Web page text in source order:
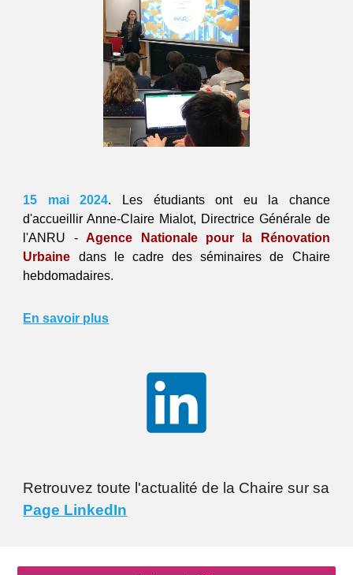
15 mai 2024.
Les étudiants ont eu la chance
d'accueillir Anne-Claire Mialot, Directrice Générale de
l'ANRU -Agence Nationale pour la Rénovation
Urbaine dans le cadre des séminaires de Chaire
hebdomadaires.
En savoir plus
Retrouvez toute l'actualité de la Chaire sur sa
Page LinkedIn